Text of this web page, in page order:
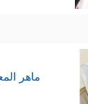
ماهر